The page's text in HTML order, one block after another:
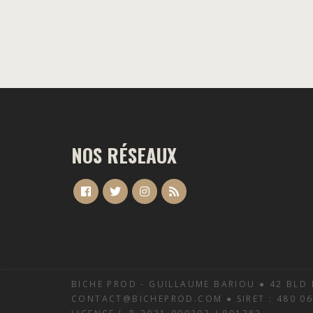
NOS RÉSEAUX
BICHE PROD - GUILLAUME BARIOU ● 42 BLD
CONTACT@BICHEPROD.COM ● SIRET : 480